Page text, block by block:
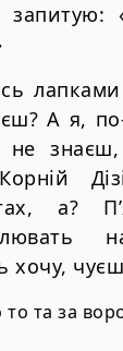
А я,
не
а?
хочу,
та за